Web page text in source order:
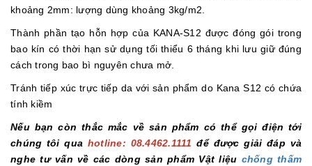
khoảng 2mm: lượng dùng khoảng 3kg/m2.
Thành phần tạo hỗn hợp của KANA-S12 được đóng gói trong
bao kín có thời hạn sử dụng tối thiểu 6 tháng khi lưu giữ đúng
cách trong bao bì nguyên chưa mở.
Tránh tiếp xúc trực tiếp da với sản phẩm do Kana S12 có chứa
tính kiềm
Nếu bạn còn thắc mắc về sản phẩm có thể gọi điện tới
chúng tôi qua hotline: 08.4462.1111 để được giải đáp và
nghe tư vấn về các dòng sản phẩm Vật liệu chống thấm